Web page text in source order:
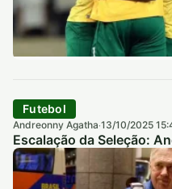
Futebol
Andreonny Agatha·13/10/2025
Escalação da Seleção: